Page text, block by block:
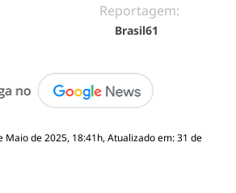
Reportagem:
Brasil61
Maio de 2025, 18:41h, Atualizado em: 31 de